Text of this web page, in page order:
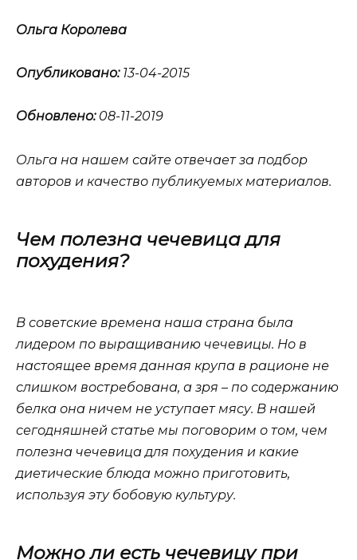
Ольга Королева
Опубликовано:13-04-2015
Обновлено:08-11-2019
Ольга на нашем сайте отвечает за подбор
авторов и качество публикуемых материалов.
Чем полезна чечевица для
похудения?
В советские времена наша страна была
лидером по выращиванию чечевицы. Но в
настоящее время данная крупа в рационе не
слишком востребована, а зря – по содержанию
белка она ничем не уступает мясу. В нашей
сегодняшней статье мы поговорим о том, чем
полезна чечевица для похудения и какие
диетические блюда можно приготовить,
используя эту бобовую культуру.
Можно ли есть чечевицу при